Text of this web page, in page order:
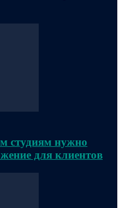
студиям нужно
для клиентов